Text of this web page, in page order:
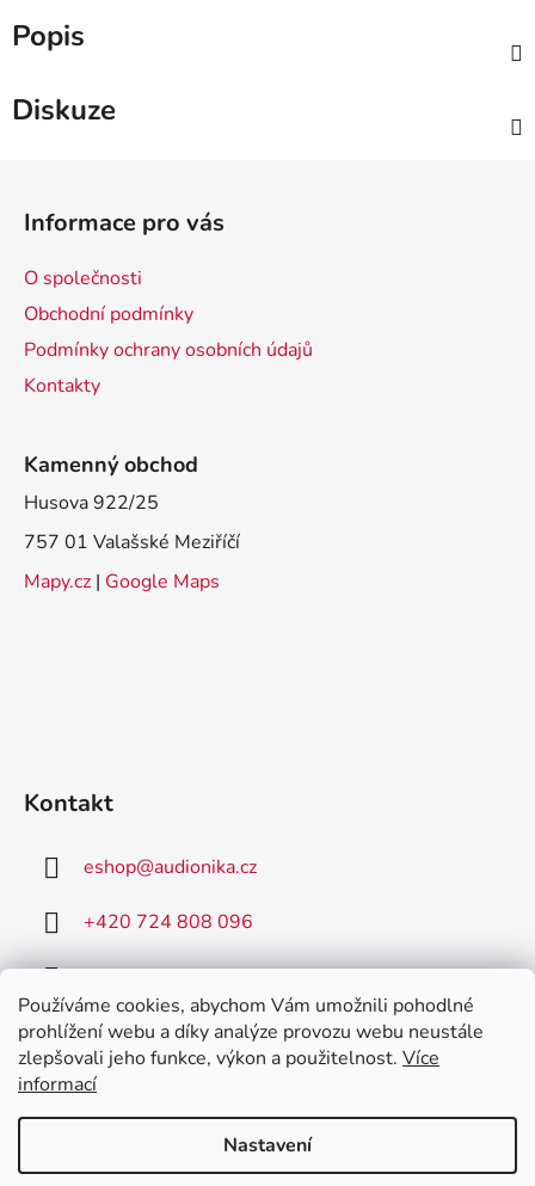
Používáme cookies, abychom Vám umožnili pohodlné
prohlížení webu a díky analýze provozu webu neustále
zlepšovali jeho funkce, výkon a použitelnost. Více
informací
Nastavení
Popis
Diskuze
Informace pro vás
O společnosti
Obchodní podmínky
Podmínky ochrany osobních údajů
Kontakty
Kamenný obchod
Husova 922/25
757 01 Valašské Meziříčí
Mapy.cz | Google Maps
Kontakt
eshop@audionika.cz
+420 724 808 096
+420 731 157 590
AudioNIKA Poradna MED-EL